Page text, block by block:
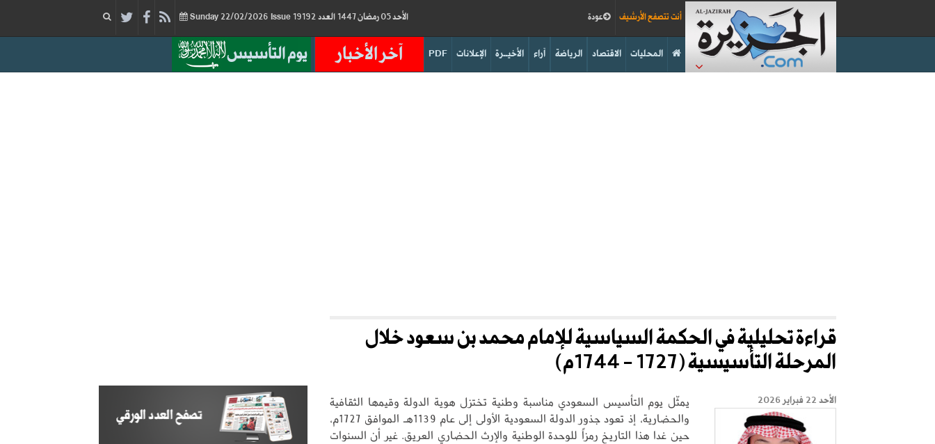
الأحد 05 رمضان 1447 العدد 19192 22/02/2026 Issue عودة أنت تتصفح الأرشيف
يوم التأسيس آخر الأخبار PDF الإعلانات الأخيــرة آراء الرياضة الاقتصاد المحليات
قراءة تحليلية في الحكمة السياسية للإمام محمد بن سعود خلال
المرحلة التأسيسية (1727 - 1744م)
الأحد 22 فبراير 2026
يمثّل يوم التأسيس السعودي مناسبة وطنية تختزل هوية الدولة وقيمها الثقافية
والحضارية، إذ تعود جذور الدولة السعودية الأولى إلى عام 1139هـ الموافق 1727م،
حين غدا هذا التاريخ رمزاً للوحدة الوطنية والإرث الحضاري العريق. غير أن السنوات